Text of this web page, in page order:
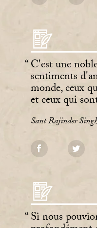
C'est une
sentiments
monde, ceux
et ceux qui
Sant Rajinder
Si nous